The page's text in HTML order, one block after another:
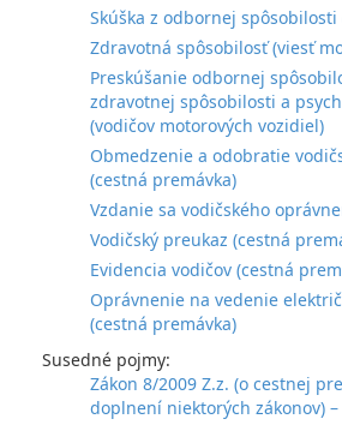
Skúška z odbornej
Zdravotná spôsobilosť (viesť
Preskúšanie odbornej
zdravotnej spôsobilosti a
(vodičov motorových vozidiel)
Obmedzenie a odobratie
(cestná premávka)
Vzdanie sa vodičského
Vodičský preukaz (cestná
Evidencia vodičov (cestná
Oprávnenie na vedenie
(cestná premávka)
Susedné pojmy:
Zákon 8/2009 Z.z. (o cestnej
doplnení niektorých zákonov)